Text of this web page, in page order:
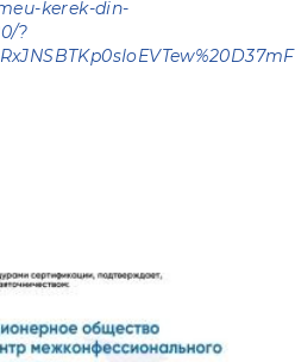
kerek-din-
?